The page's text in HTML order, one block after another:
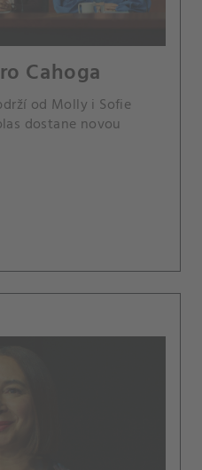
Cahoga
od Molly i Sofie
dostane novou